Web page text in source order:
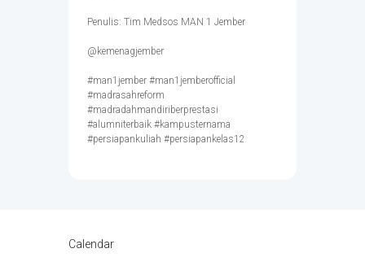
Penulis: Tim Medsos MAN 1 Jember
@kemenagjember
#man1jember #man1jemberofficial
#madrasahreform
#madradahmandiriberprestasi
#alumniterbaik #kampusternama
#persiapankuliah #persiapankelas12
Calendar